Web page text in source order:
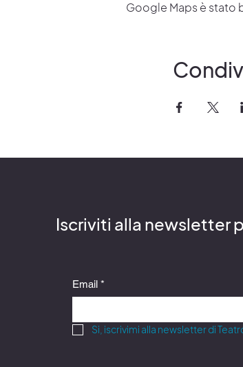
Google Maps è stato
Iscriviti alla newsletter
Email *
Si, iscrivimi alla newsletter di